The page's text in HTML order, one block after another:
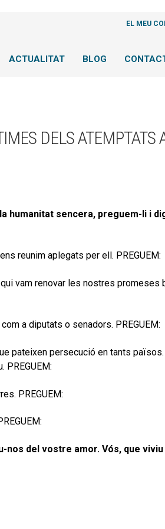
EL MEU
ACTUALITAT BLOG
DELS ATEMPTATS
humanitat sencera, preguem-li i
reunim aplegats per ell. PREGUEM:
vam renovar les nostres promeses
a diputats o senadors. PREGUEM:
pateixen persecució en tants
PREGUEM:
del vostre amor. Vós, que